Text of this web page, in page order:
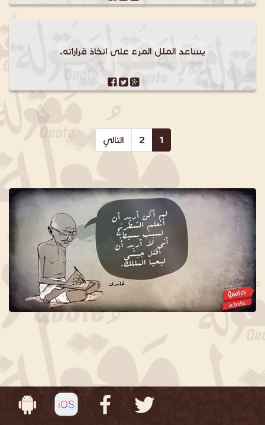
يساعد الملل المرء على اتخاذ قراراته.
1
2 التالي